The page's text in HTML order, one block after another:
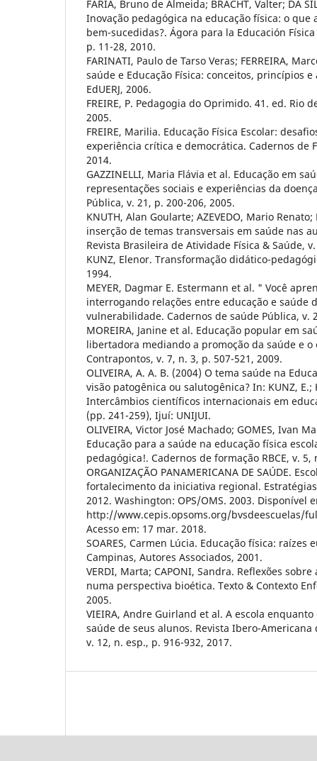
FARIA, Bruno de Almeida; BRACHT, Valter; DA
Inovação pedagógica na educação física: o
bem-sucedidas?. Ágora para la Educación
p. 11-28, 2010.
FARINATI, Paulo de Tarso Veras; FERREIRA,
saúde e Educação Física: conceitos, princípios e
EdUERJ, 2006.
FREIRE, P. Pedagogia do Oprimido. 41. ed. Rio
2005.
FREIRE, Marilia. Educação Física Escolar:
experiência crítica e democrática. Cadernos de
2014.
GAZZINELLI, Maria Flávia et al. Educação em
representações sociais e experiências da
Pública, v. 21, p. 200-206, 2005.
KNUTH, Alan Goularte; AZEVEDO, Mario Renato;
inserção de temas transversais em saúde nas
Revista Brasileira de Atividade Física & Saúde,
KUNZ, Elenor. Transformação didático-
1994.
MEYER, Dagmar E. Estermann et al. " Você
interrogando relações entre educação e saúde
vulnerabilidade. Cadernos de saúde Pública, v.
MOREIRA, Janine et al. Educação popular em
libertadora mediando a promoção da saúde e o
Contrapontos, v. 7, n. 3, p. 507-521, 2009.
OLIVEIRA, A. A. B. (2004) O tema saúde na
visão patogênica ou salutogênica? In: KUNZ,
Intercâmbios científicos internacionais em
(pp. 241-259), Ijuí: UNIJUI.
OLIVEIRA, Victor José Machado; GOMES, Ivan
Educação para a saúde na educação física
pedagógica!. Cadernos de formação RBCE, v. 5,
ORGANIZAÇÃO PANAMERICANA DE SAÚDE.
fortalecimento da iniciativa regional.
2012. Washington: OPS/OMS. 2003. Disponível
http://www.cepis.opsoms.org/bvsdeescuelas/
Acesso em: 17 mar. 2018.
SOARES, Carmen Lúcia. Educação física: raízes
Campinas, Autores Associados, 2001.
VERDI, Marta; CAPONI, Sandra. Reflexões
numa perspectiva bioética. Texto & Contexto
2005.
VIEIRA, Andre Guirland et al. A escola
saúde de seus alunos. Revista Ibero-Americana
v. 12, n. esp., p. 916-932, 2017.